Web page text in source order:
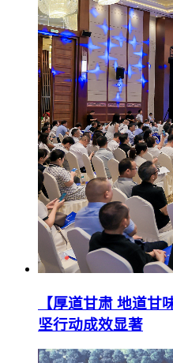
【厚道甘肃 地道甘
坚行动成效显著